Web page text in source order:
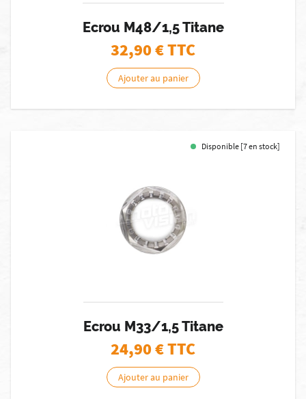
Ecrou M48/1,5 Titane
32,90€ TTC
Ajouter au panier
Disponible [7 en stock]
Ecrou M33/1,5 Titane
24,90€ TTC
Ajouter au panier